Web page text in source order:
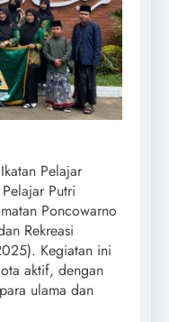
Pelajar
Putri
Poncowarno
Rekreasi
Kegiatan ini
aktif, dengan
ulama dan